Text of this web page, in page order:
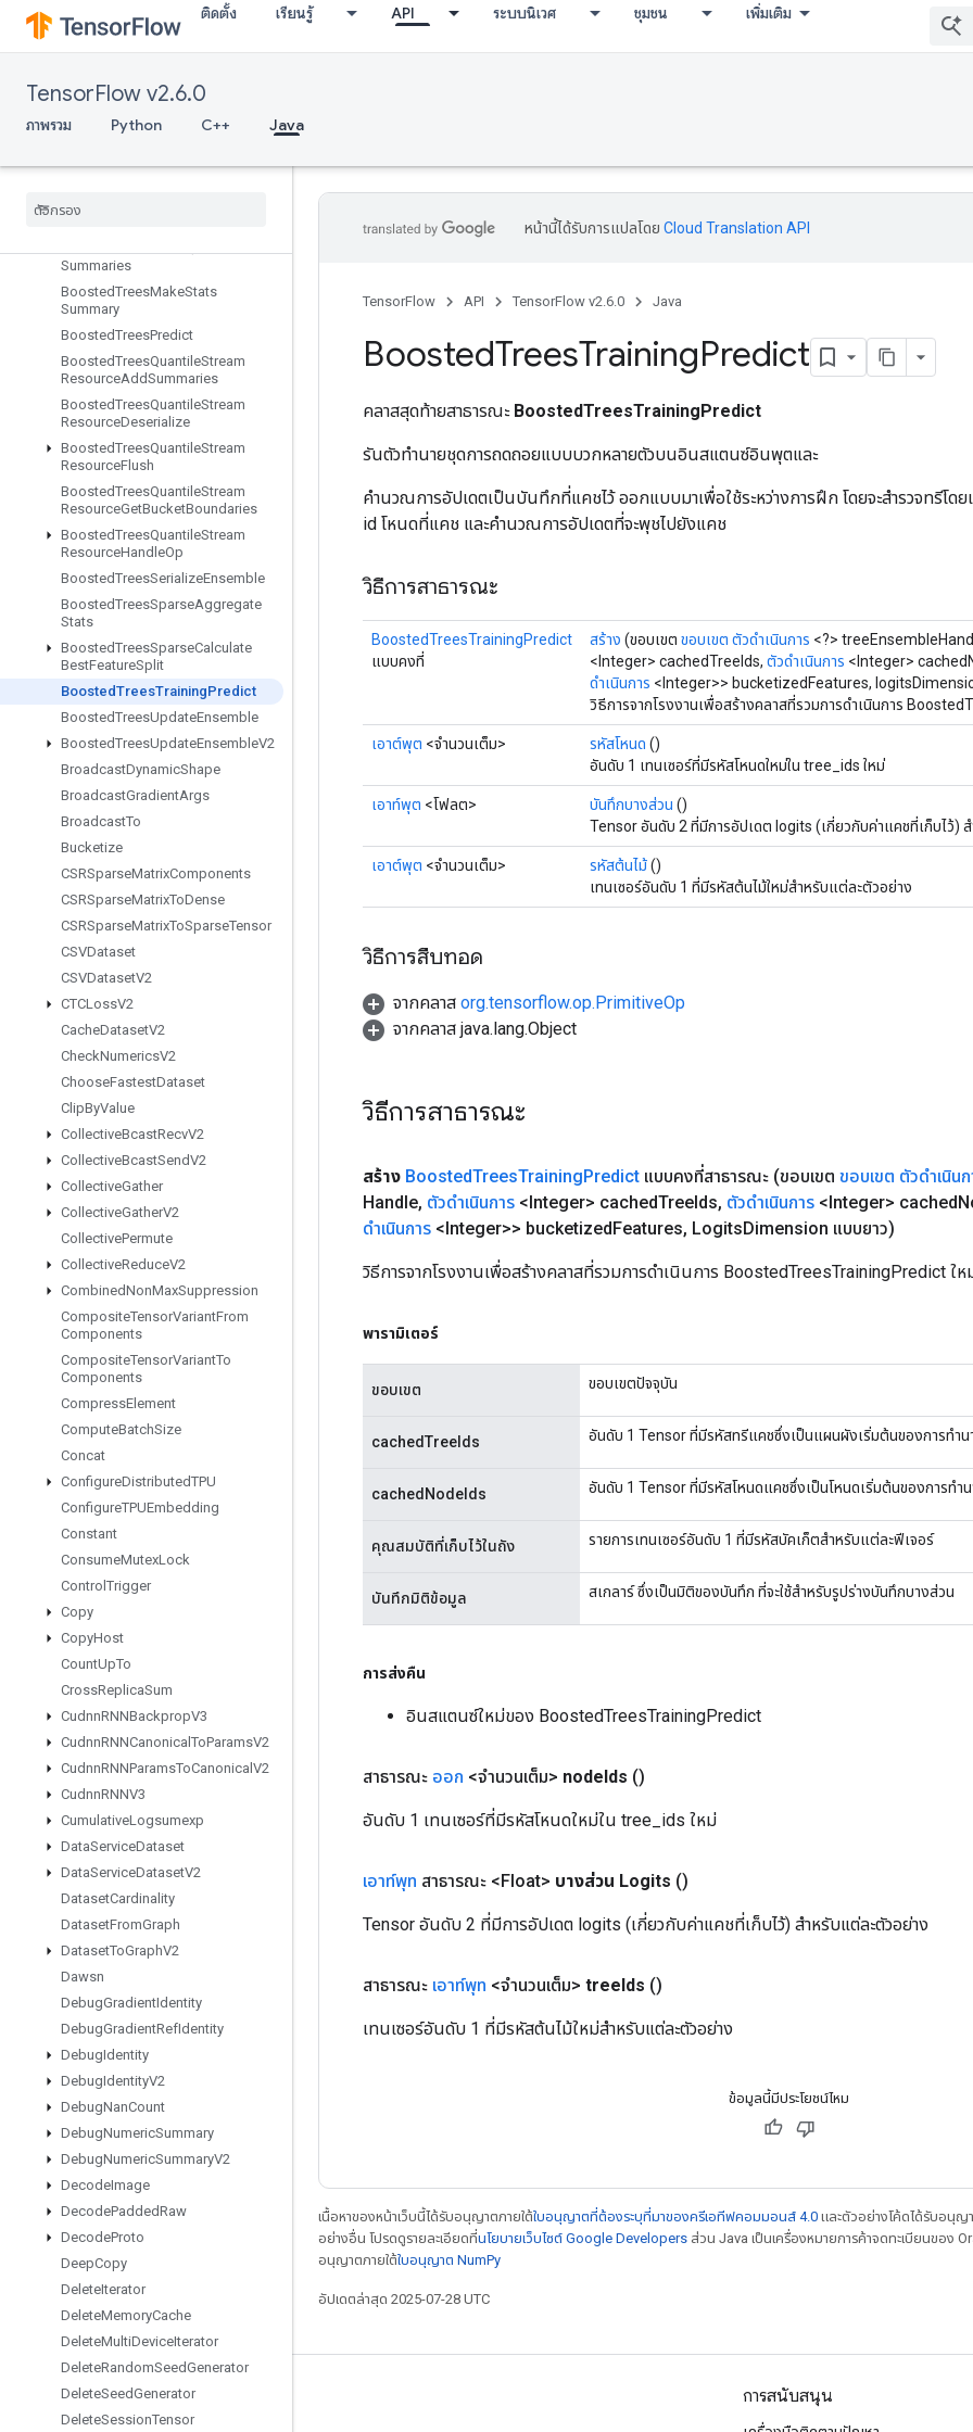
ติดตั้ง เรียนรู้ API ระบบนิเวศ ชุมชน เพิ่มเติม
TensorFlow v2.6.0
ภาพรวม Python C++ Java
BoostedTreesCreateEnsemble
BoostedTreesCreateQuantileStreamResource
Boosted TreesExample Debug
Summaries
BoostedTreesMakeStats
Summary
BoostedTreesPredict
BoostedTreesQuantileStream
ResourceAddSummaries
BoostedTreesQuantileStream
ResourceDeserialize
BoostedTreesQuantileStream
ResourceFlush
BoostedTreesQuantileStream
ResourceGetBucketBoundaries
BoostedTreesQuantileStream
ResourceHandleOp
BoostedTreesSerializeEnsemble
BoostedTreesSparseAggregate
Stats
BoostedTreesSparseCalculate
BestFeatureSplit
BoostedTreesTrainingPredict
BoostedTreesUpdateEnsemble
BoostedTreesUpdateEnsembleV2
BroadcastDynamicShape
BroadcastGradientArgs
BroadcastTo
Bucketize
CSRSparseMatrixComponents
CSRSparseMatrixToDense
CSRSparseMatrixToSparseTensor
CSVDataset
CSVDatasetV2
CTCLossV2
CacheDatasetV2
CheckNumericsV2
ChooseFastestDataset
ClipByValue
CollectiveBcastRecvV2
CollectiveBcastSendV2
CollectiveGather
CollectiveGatherV2
CollectivePermute
CollectiveReduceV2
CombinedNonMaxSuppression
CompositeTensorVariantFrom
Components
CompositeTensorVariantTo
Components
CompressElement
ComputeBatchSize
Concat
ConfigureDistributedTPU
ConfigureTPUEmbedding
Constant
ConsumeMutexLock
Control Trigger
Copy
CopyHost
CountUpTo
CrossReplicaSum
CudnnRNNBackpropV3
CudnnRNNCanonical ToParamsV2
CudnnRNNParamsToCanonical V2
CudnnRNNV3
CumulativeLogsumexp
DataServiceDataset
DataServiceDatasetV2
DatasetCardinality
DatasetFromGraph
DatasetToGraphV2
Dawsn
DebugGradientIdentity
DebugGradientRefIdentity
DebugIdentity
DebugIdentityV2
DebugNanCount
DebugNumericSummary
DebugNumericSummaryV2
DecodeImage
DecodePaddedRaw
DecodeProto
DeepCopy
DeleteIterator
DeleteMemoryCache
DeleteMultiDeviceIterator
DeleteRandomSeedGenerator
DeleteSeedGenerator
DeleteSessionTensor
หน้านี้ได้รับการแปลโดย Cloud Translation API
TensorFlow API TensorFlow v2.6.0 Java
BoostedTreesTrainingPredict
คลาสสุดท้ายสาธารณะ BoostedTreesTrainingPredict
รันตัวทำนายชุดการถดถอยแบบบวกหลายตัวบนอินสแตนซ์อินพุตและ
คำนวณการอัปเดตเป็นบันทึกที่แคชไว้ ออกแบบมาเพื่อใช้ระหว่างการฝึก โดยจะสำรวจทรีโด
id โหนดที่แคช และคำนวณการอัปเดตที่จะพุชไปยังแคช
วิธีการสาธารณะ
BoostedTreesTrainingPredict
แบบคงที่
สร้าง (ขอบเขต ขอบเขต ตัวดำเนินการ <?>
<Integer> cachedTreeIds, ตัวดำเนินการ <Integer>
ดำเนินการ <Integer>> bucketizedFeatures,
วิธีการจากโรงงานเพื่อสร้างคลาสที่รวมการดำเนินการ
เอาต์พุต <จำนวนเต็ม> รหัสโหนด ()
อันดับ 1 เทนเซอร์ที่มีรหัสโหนดใหม่ใน tree_ids ใหม่
เอาท์พุต <โฟลต> บันทึกบางส่วน ()
Tensor อันดับ 2 ที่มีการอัปเดต logits (เกี่ยวกับค่าแคชที่เก็บไว้)
เอาต์พุต <จำนวนเต็ม> รหัสต้นไม้()
เทนเซอร์อันดับ 1 ที่มีรหัสต้นไม้ใหม่สำหรับแต่ละตัวอย่าง
วิธีการสืบทอด
จากคลาส org.tensorflow.op.PrimitiveOp
จากคลาส java.lang.Object
วิธีการสาธารณะ
สร้าง BoostedTreesTrainingPredict แบบคงที่สาธารณะ (ขอบเขต ขอบเขต ตัวดำเนิน
Handle, ตัวดำเนินการ <Integer> cachedTreeIds, ตัวดำเนินการ <Integer> cached
ดำเนินการ <Integer>> bucketizedFeatures, LogitsDimension แบบยาว)
วิธีการจากโรงงานเพื่อสร้างคลาสที่รวมการดำเนินการ BoostedTreesTrainingPredict ให
พารามิเตอร์
ขอบเขต ขอบเขตปัจจุบัน
cachedTreeIds อันดับ 1 Tensor ที่มีรหัสทรีแคชซึ่งเป็นแผนผังเริ่มต้นของการทำน
cachedNodeIds อันดับ 1 Tensor ที่มีรหัสโหนดแคชซึ่งเป็นโหนดเริ่มต้นของการทำ
คุณสมบัติที่เก็บไว้ในถัง รายการเทนเซอร์อันดับ 1 ที่มีรหัสบัคเก็ตสำหรับแต่ละฟีเจอร์
บันทึกมิติข้อมูล สเกลาร์ ซึ่งเป็นมิติของบันทึก ที่จะใช้สำหรับรูปร่างบันทึกบางส่วน
การส่งคืน
อินสแตนซ์ใหม่ของ BoostedTreesTrainingPredict
สาธารณะ ออก <จำนวนเต็ม> nodeIds ()
อันดับ 1 เทนเซอร์ที่มีรหัสโหนดใหม่ใน tree_ids ใหม่
เอาท์พุท สาธารณะ <Float> บางส่วน Logits ()
Tensor อันดับ 2 ที่มีการอัปเดต logits (เกี่ยวกับค่าแคชที่เก็บไว้) สำหรับแต่ละตัวอย่าง
สาธารณะ เอาท์พุท <จำนวนเต็ม> treeIds ()
เทนเซอร์อันดับ 1 ที่มีรหัสต้นไม้ใหม่สำหรับแต่ละตัวอย่าง
ข้อมูลนี้มีประโยชน์ไหม
เนื้อหาของหน้าเว็บนี้ได้รับอนุญาตภายใต้ใบอนุญาตที่ต้องระบุที่มาของครีเอทีฟคอมมอนส์ 4.0 และตัวอย่างโค้ดได้รับอนุญ
อย่างอื่น โปรดดูรายละเอียดที่นโยบายเว็บไซต์ Google Developers ส่วน Java เป็นเครื่องหมายการค้าจดทะเบียนของ
อนุญาตภายใต้ใบอนุญาต NumPy
อัปเดตล่าสุด 2025-07-28 UTC
เชื่อมต่อเสมอ การสนับสนุน